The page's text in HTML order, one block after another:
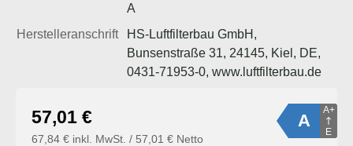
A
Herstelleranschrift
HS-Luftfilterbau GmbH,
Bunsenstraße 31, 24145, Kiel, DE,
0431-71953-0, www.luftfilterbau.de
Regulärer Preis:
57,01 €
67,84 € inkl. MwSt. / 57,01 € Netto
A
A+
E